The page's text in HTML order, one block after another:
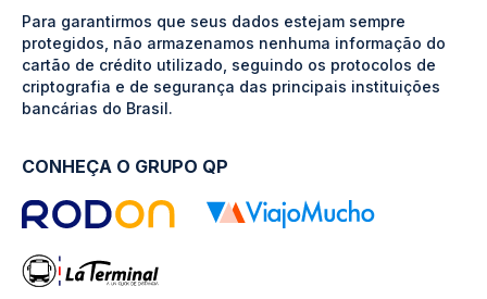
Para garantirmos que seus dados estejam sempre
protegidos, não armazenamos nenhuma informação do
cartão de crédito utilizado, seguindo os protocolos de
criptografia e de segurança das principais instituições
bancárias do Brasil.
CONHEÇA O GRUPO QP